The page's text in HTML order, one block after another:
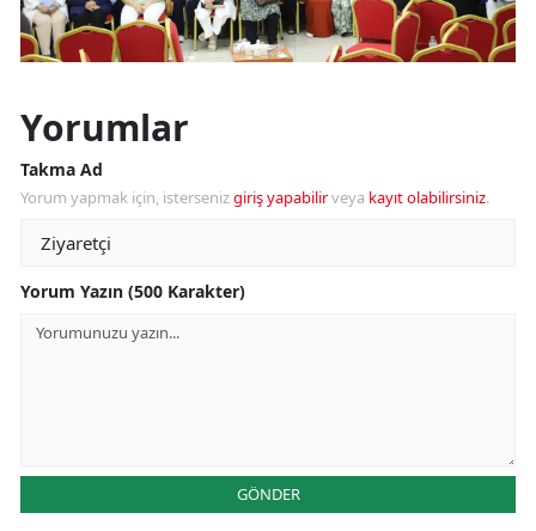
Yorumlar
Takma Ad
Yorum yapmak için, istersenizgiriş yapabilirveya kayıt olabilirsiniz.
Yorum Yazın (500 Karakter)
GÖNDER